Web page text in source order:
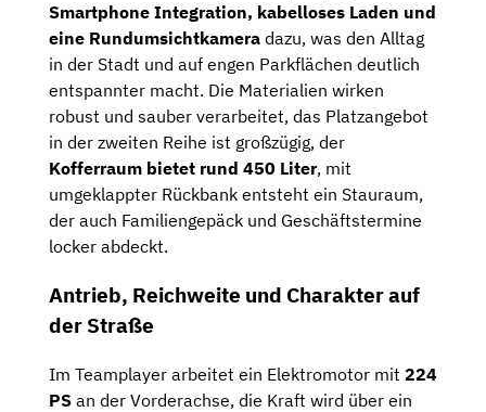
Smartphone Integration, kabelloses Laden und
eine Rundumsichtkamera dazu, was den Alltag
in der Stadt und auf engen Parkflächen deutlich
entspannter macht. Die Materialien wirken
robust und sauber verarbeitet, das Platzangebot
in der zweiten Reihe ist großzügig, der
Kofferraum bietet rund 450 Liter, mit
umgeklappter Rückbank entsteht ein Stauraum,
der auch Familiengepäck und Geschäftstermine
locker abdeckt.
Antrieb, Reichweite und Charakter auf
der Straße
Im Teamplayer arbeitet ein Elektromotor mit 224
PS an der Vorderachse, die Kraft wird über ein